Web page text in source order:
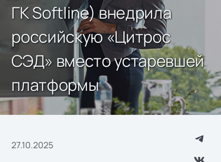
ГК Softline) внедрила
российскую «Цитрос
СЭД» вместо устаревшей
платформы
27.10.2025